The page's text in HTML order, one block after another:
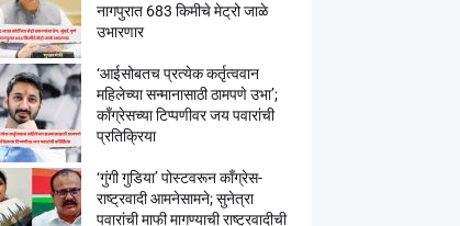
नागपुरात 683 किमीचे मेट्रो जाळे
उभारणार
‘आईसोबतच प्रत्येक कर्तृत्ववान
महिलेच्या सन्मानासाठी ठामपणे उभा’;
काँग्रेसच्या टिप्पणीवर जय पवारांची
प्रतिक्रिया
‘गुंगी गुडिया’ पोस्टवरून काँग्रेस-
राष्ट्रवादी आमनेसामने; सुनेत्रा
पवारांची माफी मागण्याची राष्ट्रवादीची